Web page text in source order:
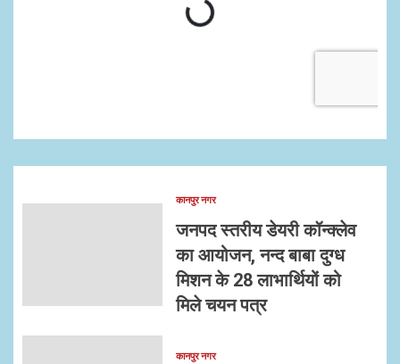
कानपुर नगर
जनपद स्तरीय डेयरी कॉन्क्लेव
का आयोजन, नन्द बाबा दुग्ध
मिशन के 28 लाभार्थियों को
मिले चयन पत्र
कानपुर नगर